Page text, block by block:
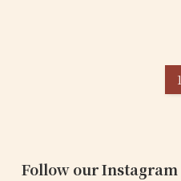
1
Follow our Instagram